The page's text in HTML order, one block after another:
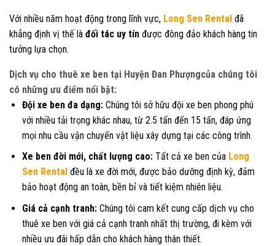
Với nhiều năm hoạt động trong lĩnh vực, Long Sen Rental đã
khẳng định vị thế là đối tác uy tín được đông đảo khách hàng tin
tưởng lựa chọn.
Dịch vụ cho thuê xe ben tại Huyện Đan Phượngcủa chúng tôi
có những ưu điểm nổi bật:
Đội xe ben đa dạng:Chúng tôi sở hữu đội xe ben phong phú
với nhiều tải trọng khác nhau, từ 2.5 tấn đến 15 tấn, đáp ứng
mọi nhu cầu vận chuyển vật liệu xây dựng tại các công trình.
Xe ben đời mới, chất lượng cao:Tất cả xe ben của Long
Sen Rental đều là xe đời mới, được bảo dưỡng định kỳ, đảm
bảo hoạt động an toàn, bền bỉ và tiết kiệm nhiên liệu.
Giá cả cạnh tranh:Chúng tôi cam kết cung cấp dịch vụ cho
thuê xe ben với giá cả cạnh tranh nhất thị trường, đi kèm với
nhiều ưu đãi hấp dẫn cho khách hàng thân thiết.